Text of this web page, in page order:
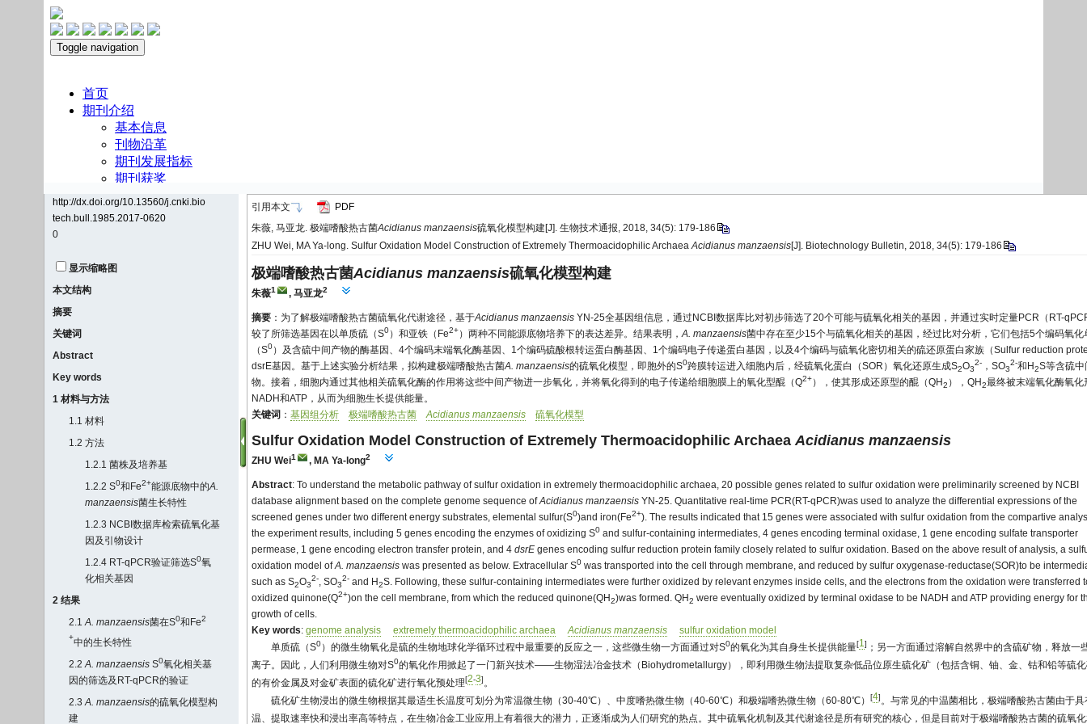
http://dx.doi.org/10.13560/j.cnki.bio
tech.bull.1985.2017-0620
0
显示缩略图
本文结构
摘要
关键词
Abstract
Key words
1 材料与方法
1.1 材料
1.2 方法
1.2.1 菌株及培养基
1.2.2 S0和Fe2+能源底物中的A.
manzaensis菌生长特性
1.2.3 NCBI数据库检索硫氧化基
因及引物设计
1.2.4 RT-qPCR验证筛选S0氧
化相关基因
2 结果
2.1 A. manzaensis菌在S0和Fe2
+中的生长特性
2.2 A. manzaensis S0氧化相关基
因的筛选及RT-qPCR的验证
2.3 A. manzaensis的硫氧化模型构
建
引用本文
PDF
朱薇, 马亚龙. 极端嗜酸热古菌Acidianus manzaensis硫氧化模型构建[J]. 生物技术通报, 2018, 34(5): 179-186
ZHU Wei, MA Ya-long. Sulfur Oxidation Model Construction of Extremely Thermoacidophilic Archaea Acidianus manzaensis[J]. Biotechnology Bulletin, 2018, 34(5): 179-186
极端嗜酸热古菌Acidianus manzaensis硫氧化模型构建
朱薇1 , 马亚龙2
摘要 ：为了解极端嗜酸热古菌硫氧化代谢途径，基于Acidianus manzaensis YN-25全基因组信息，通过NCBI数据库比对初步筛选了20个可能与硫氧化相关的基因，并通过实时定量PCR（RT-
较了所筛选基因在以单质硫（S0）和亚铁（Fe2+）两种不同能源底物培养下的表达差异。结果表明， A. manzaensis菌中存在至少15个与硫氧化相关的基因，经过比对分析，它们包括5个编码氧化
（S0）及含硫中间产物的酶基因、4个编码末端氧化酶基因、1个编码硫酸根转运蛋白酶基因、1个编码电子传递蛋白基因，以及4个编码与硫氧化密切相关的硫还原蛋白家族（Sulfur reduction
dsrE基因。基于上述实验分析结果，拟构建极端嗜酸热古菌A. manzaensis的硫氧化模型，即胞外的S0跨膜转运进入细胞内后，经硫氧化蛋白（SOR）氧化还原生成S2O3
2- ，SO3
2-和H2S等含硫中
物。接着，细胞内通过其他相关硫氧化酶的作用将这些中间产物进一步氧化，并将氧化得到的电子传递给细胞膜上的氧化型醌（Q2+），使其形成还原型的醌（QH2 ），QH2最终被末端氧化酶氧化
NADH和ATP，从而为细胞生长提供能量。
关键词 ： 基因组分析 极端嗜酸热古菌 Acidianus manzaensis 硫氧化模型
Sulfur Oxidation Model Construction of Extremely Thermoacidophilic Archaea Acidianus manzaensis
ZHU Wei1 , MA Ya-long2
Abstract: To understand the metabolic pathway of sulfur oxidation in extremely thermoacidophilic archaea, 20 possible genes related to sulfur oxidation were preliminarily screened by NCBI
database alignment based on the complete genome sequence ofAcidianus manzaensis YN-25. Quantitative real-time PCR(RT-qPCR)was used to analyze the differential expressions of the
screened genes under two different energy substrates, elemental sulfur(S0)and iron(Fe2+). The results indicated that 15 genes were associated with sulfur oxidation from the compartive
the experiment results, including 5 genes encoding the enzymes of oxidizing S0 and sulfur-containing intermediates, 4 genes encoding terminal oxidase, 1 gene encoding sulfate transporter
permease, 1 gene encoding electron transfer protein, and 4 dsrE genes encoding sulfur reduction protein family closely related to sulfur oxidation. Based on the above result of analysis, a
oxidation model ofA. manzaensis was presented as below. Extracellular S0 was transported into the cell through membrane, and reduced by sulfur oxygenase-reductase(SOR)to be
such as S2O3
2-, SO3
2- and H2S. Following, these sulfur-containing intermediates were further oxidized by relevant enzymes inside cells, and the electrons from the oxidation were transferred
oxidized quinone(Q2+)on the cell membrane, from which the reduced quinone(QH2)was formed. QH2 were eventually oxidized by terminal oxidase to be NADH and ATP providing energy for
growth of cells.
Key words: genome analysis extremely thermoacidophilic archaea Acidianus manzaensis
sulfur oxidation model
单质硫（S0）的微生物氧化是硫的生物地球化学循环过程中最重要的反应之一，这些微生物一方面通过对S0的氧化为其自身生长提供能量[1] ；另一方面通过溶解自然界中的含硫矿物，释放一
离子。因此，人们利用微生物对S0的氧化作用掀起了一门新兴技术——生物湿法冶金技术（Biohydrometallurgy），即利用微生物法提取复杂低品位原生硫化矿（包括含铜、铀、金、钴和铅等硫
的有价金属及对金矿表面的硫化矿进行氧化预处理[2-3]。
硫化矿生物浸出的微生物根据其最适生长温度可划分为常温微生物（30-40℃）、中度嗜热微生物（40-60℃）和极端嗜热微生物（60-80℃）
[4]。与常见的中温菌相比，极端嗜酸热古菌由于具
温、提取速率快和浸出率高等特点，在生物冶金工业应用上有着很大的潜力，正逐渐成为人们研究的热点。其中硫氧化机制及其代谢途径是所有研究的核心，但是目前对于极端嗜酸热古菌的硫氧